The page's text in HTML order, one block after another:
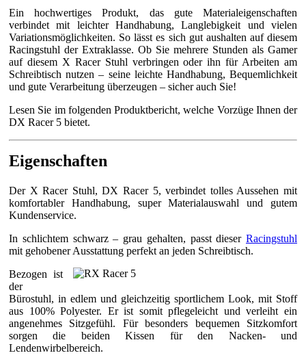
Ein hochwertiges Produkt, das gute Materialeigenschaften
verbindet mit leichter Handhabung, Langlebigkeit und vielen
Variationsmöglichkeiten. So lässt es sich gut aushalten auf diesem
Racingstuhl der Extraklasse. Ob Sie mehrere Stunden als Gamer
auf diesem X Racer Stuhl verbringen oder ihn für Arbeiten am
Schreibtisch nutzen – seine leichte Handhabung, Bequemlichkeit
und gute Verarbeitung überzeugen – sicher auch Sie!
Lesen Sie im folgenden Produktbericht, welche Vorzüge Ihnen der
DX Racer 5 bietet.
Eigenschaften
Der X Racer Stuhl, DX Racer 5, verbindet tolles Aussehen mit
komfortabler Handhabung, super Materialauswahl und gutem
Kundenservice.
In schlichtem schwarz – grau gehalten, passt dieser Racingstuhl
mit gehobener Ausstattung perfekt an jeden Schreibtisch.
Bezogen ist
der
Bürostuhl, in edlem und gleichzeitig sportlichem Look, mit Stoff
aus 100% Polyester. Er ist somit pflegeleicht und verleiht ein
angenehmes Sitzgefühl. Für besonders bequemen Sitzkomfort
sorgen die beiden Kissen für den Nacken- und
Lendenwirbelbereich.